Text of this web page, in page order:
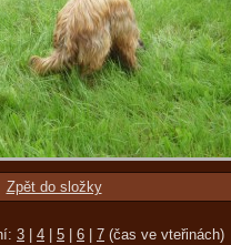
Zpět do složky
3 4 5 6 7 (čas ve vteřinách)